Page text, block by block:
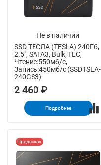
Не в наличии
SSD ТЕСЛА (TESLA) 240Гб,
2.5", SATA3, Bulk, TLC,
Чтение:550мб/с,
Запись:450мб/с (SSDTSLA-
240GS3)
2 460 ₽
Подробнее
Предзаказ